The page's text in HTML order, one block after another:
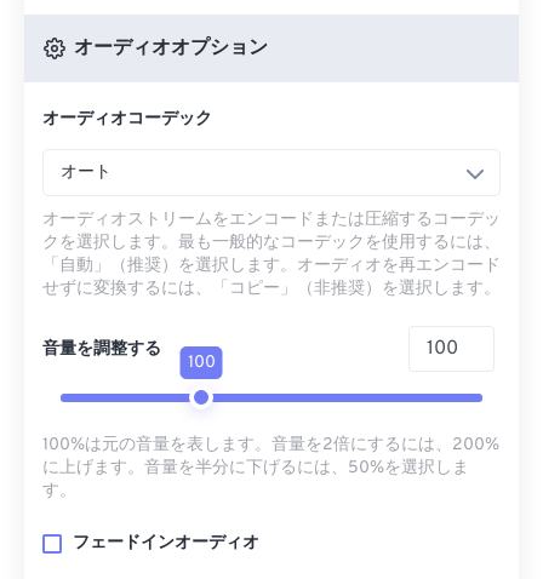
オーディオオプション
オーディオコーデック
オート
オーディオストリームをエンコードまたは圧縮するコーデッ
クを選択します。最も一般的なコーデックを使用するには、
「自動」（推奨）を選択します。オーディオを再エンコード
せずに変換するには、「コピー」（非推奨）を選択します。
音量を調整する
100
100%は元の音量を表します。音量を2倍にするには、200%
に上げます。音量を半分に下げるには、50%を選択しま
す。
フェードインオーディオ